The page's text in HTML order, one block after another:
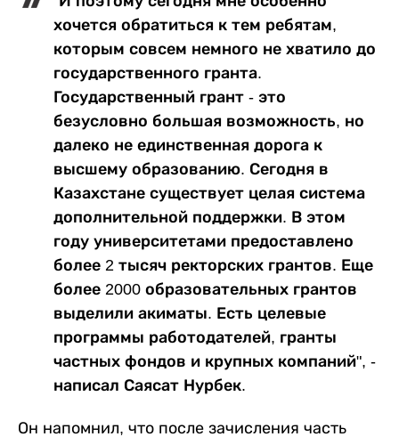
хочется обратиться к тем ребятам,
которым совсем немного не хватило до
государственного гранта.
Государственный грант - это
безусловно большая возможность, но
далеко не единственная дорога к
высшему образованию. Сегодня в
Казахстане существует целая система
дополнительной поддержки. В этом
году университетами предоставлено
более 2 тысяч ректорских грантов. Еще
более 2000 образовательных грантов
выделили акиматы. Есть целевые
программы работодателей, гранты
частных фондов и крупных компаний", -
написал Саясат Нурбек.
Он напомнил, что после зачисления часть